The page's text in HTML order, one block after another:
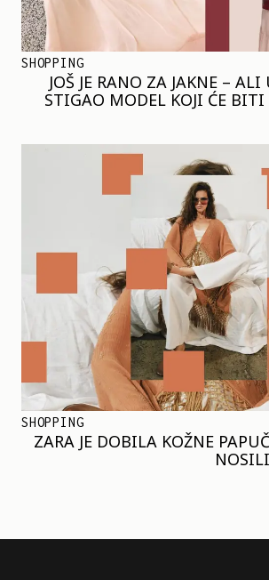
SHOPPING
JOŠ JE RANO ZA JAKNE – ALI
STIGAO MODEL KOJI ĆE
SHOPPING
ZARA JE DOBILA KOŽNE